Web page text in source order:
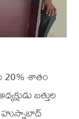
20% శాతం
బత్తుల
హుస్నాబాద్